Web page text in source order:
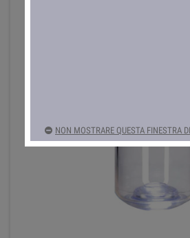
NON MOSTRARE QUESTA FINESTRA